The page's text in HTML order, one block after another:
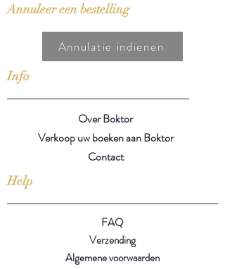
Annuleer een bestelling
Annulatie indienen
Info
Over Boktor
Verkoop uw boeken aan Boktor
Contact
Help
FAQ
Verzending
Algemene voorwaarden